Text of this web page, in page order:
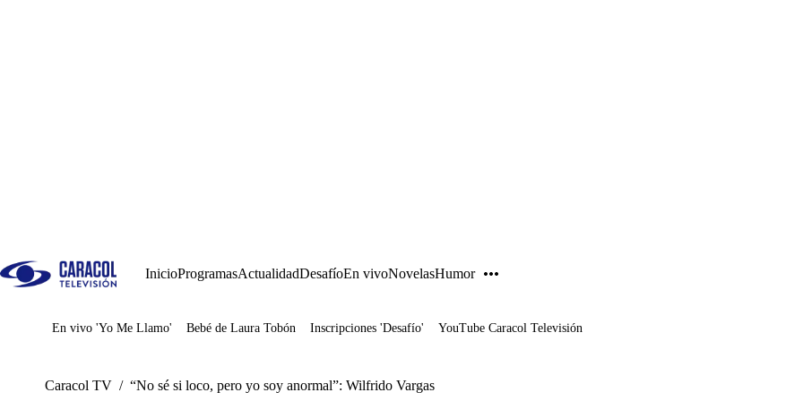
InicioProgramasActualidadDesafíoEn vivoNovelasHumor
Juegos
En vivo 'Yo Me Llamo' Bebé de Laura Tobón Inscripciones 'Desafío' YouTube Caracol Televisión
Caracol TV / “No sé si loco, pero yo soy anormal”: Wilfrido Vargas